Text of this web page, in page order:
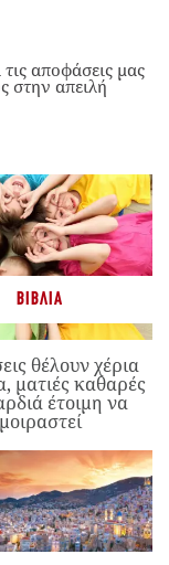
αποφάσεις μας
στην απειλή
ΒΙΒΛΊΑ
θέλουν χέρια
ματιές καθαρές
έτοιμη να
μοιραστεί